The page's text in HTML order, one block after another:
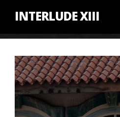
INTERLUDE XIII